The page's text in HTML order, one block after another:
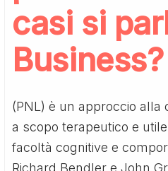
casi si
Business?
(PNL) è un approccio alla
a scopo terapeutico e
facoltà cognitive e
Richard Bendler e John